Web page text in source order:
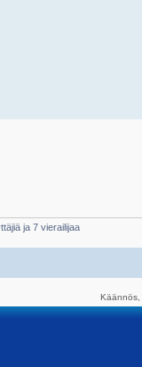
ja 7 vierailijaa